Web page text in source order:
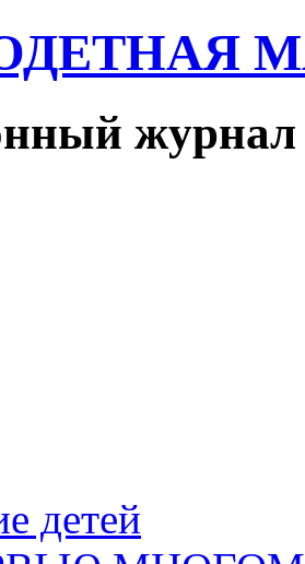
журнал
детей